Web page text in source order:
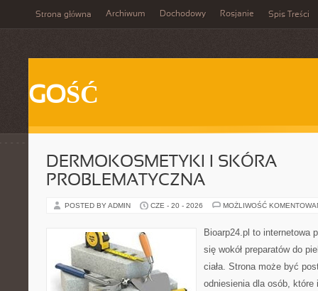
Strona główna Archiwum Dochodowy Rosjanie Spis Treści
GOŚĆ
DERMOKOSMETYKI I SKÓRA
PROBLEMATYCZNA
POSTED BY ADMIN CZE - 20 - 2026 MOŻLIWOŚĆ
Bioarp24.pl to internetowa
się wokół preparatów do
ciała. Strona może być
odniesienia dla osób,